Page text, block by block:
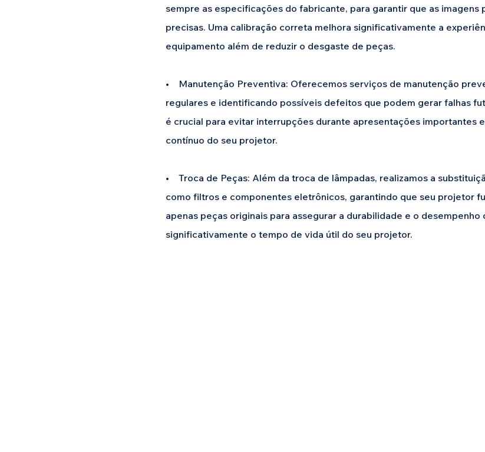
sempre as especificações do fabricante, para garantir que as imagens
precisas. Uma calibração correta melhora significativamente a
equipamento além de reduzir o desgaste de peças.
• Manutenção Preventiva: Oferecemos serviços de manutenção
regulares e identificando possíveis defeitos que podem gerar falhas
é crucial para evitar interrupções durante apresentações importantes
contínuo do seu projetor.
• Troca de Peças: Além da troca de lâmpadas, realizamos a
como filtros e componentes eletrônicos, garantindo que seu projetor
apenas peças originais para assegurar a durabilidade e o
significativamente o tempo de vida útil do seu projetor.